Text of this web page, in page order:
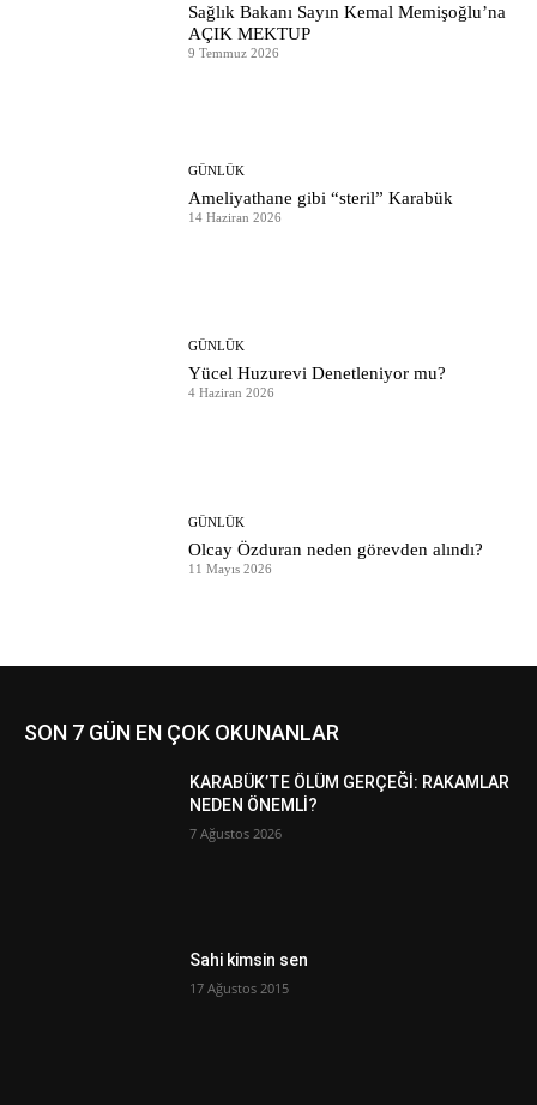
Sağlık Bakanı Sayın Kemal Memişoğlu’na
AÇIK MEKTUP
9 Temmuz 2026
GÜNLÜK
Ameliyathane gibi “steril” Karabük
14 Haziran 2026
GÜNLÜK
Yücel Huzurevi Denetleniyor mu?
4 Haziran 2026
GÜNLÜK
Olcay Özduran neden görevden alındı?
11 Mayıs 2026
SON 7 GÜN EN ÇOK OKUNANLAR
KARABÜK’TE ÖLÜM GERÇEĞİ: RAKAMLAR
NEDEN ÖNEMLİ?
7 Ağustos 2026
Sahi kimsin sen
17 Ağustos 2015